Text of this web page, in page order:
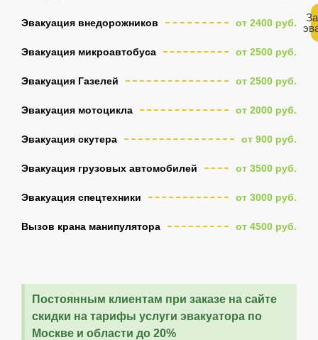
Эвакуация внедорожников от 2400 руб.
Эвакуация микроавтобуса от 2500 руб.
Эвакуация Газелей от 2500 руб.
Эвакуация мотоцикла от 2000 руб.
Эвакуация скутера от 900 руб.
Эвакуация грузовых автомобилей от 3500 руб.
Эвакуация спецтехники от 3000 руб.
Вызов крана манипулятора от 4500 руб.
Постоянным клиентам при заказе на сайте
скидки на тарифы услуги эвакуатора по
Москве и области до 20%